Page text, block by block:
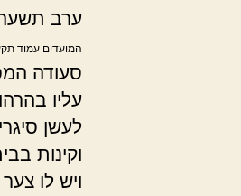
ערב תשעה
המועדים עמוד
סעודה
עליו
לעשן
וקינות
ויש לו